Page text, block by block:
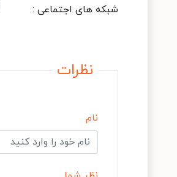
شبکه های اجتماعی :
نظرات
نام